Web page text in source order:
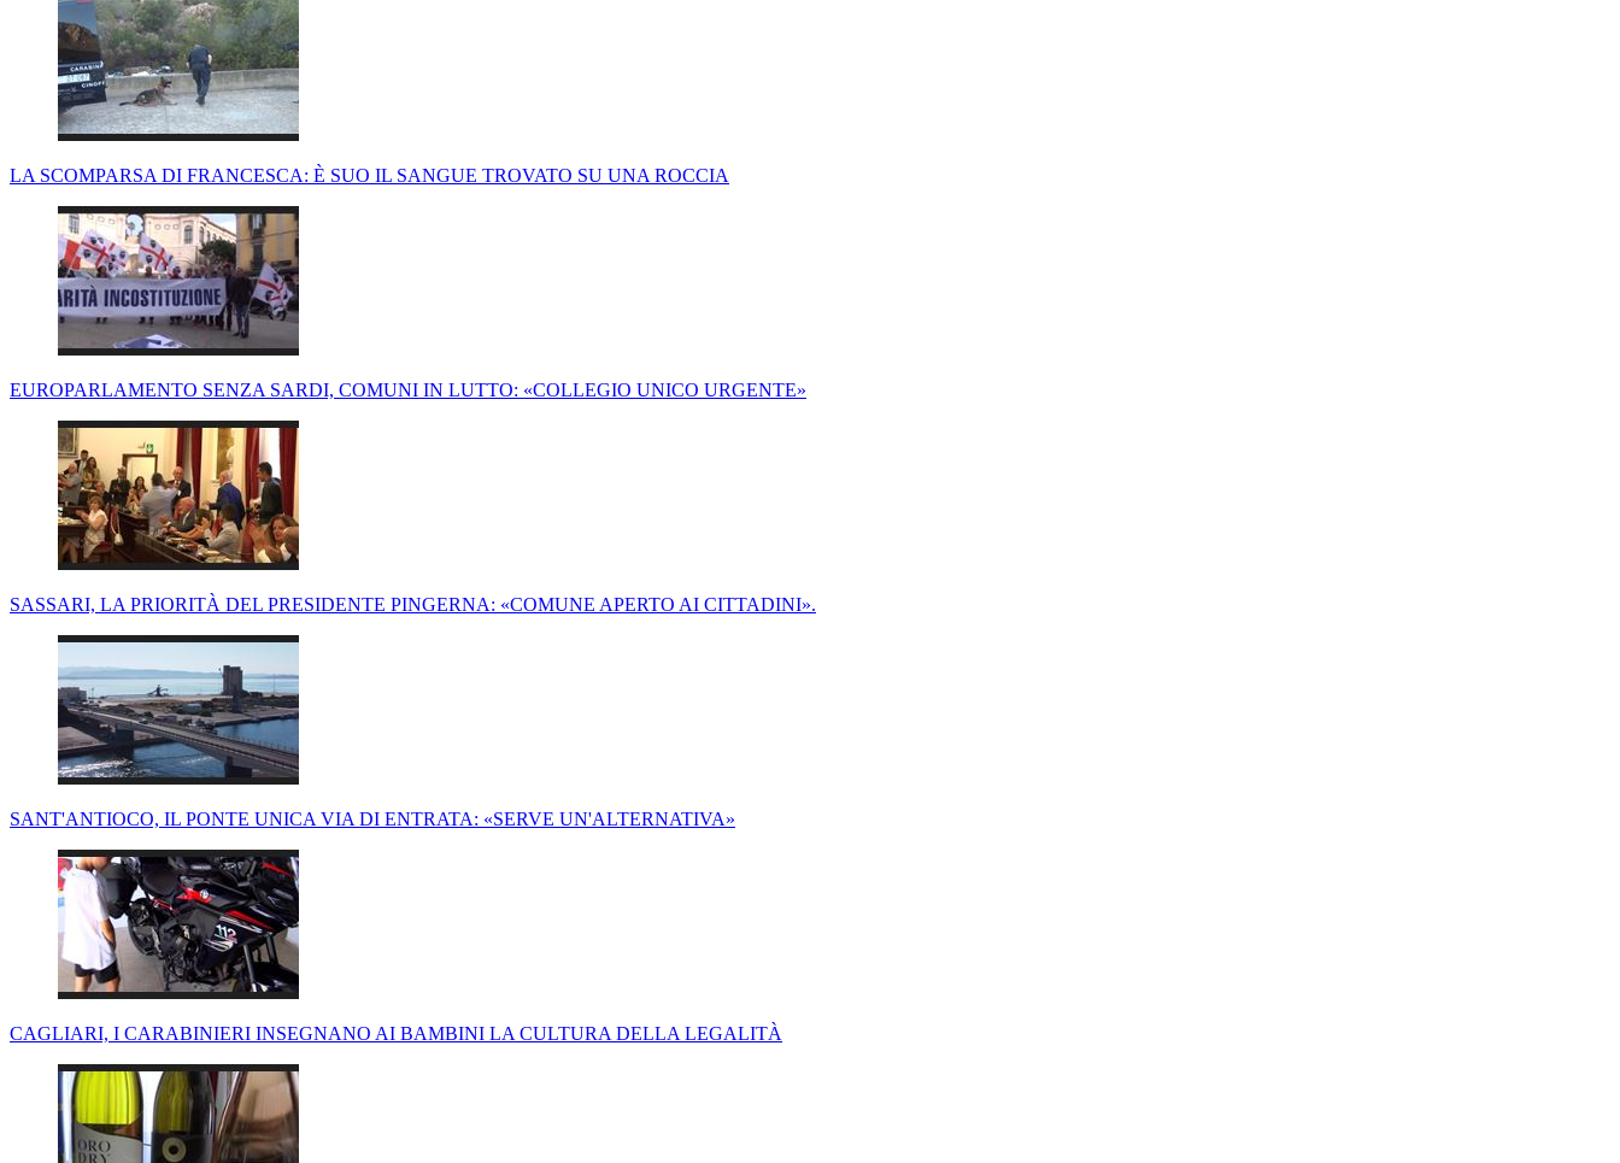
LA SCOMPARSA DI FRANCESCA: È SUO IL SANGUE TROVATO SU UNA ROCCIA
EUROPARLAMENTO SENZA SARDI, COMUNI IN LUTTO: «COLLEGIO UNICO URGENTE»
SASSARI, LA PRIORITÀ DEL PRESIDENTE PINGERNA: «COMUNE APERTO AI CITTADINI».
SANT'ANTIOCO, IL PONTE UNICA VIA DI ENTRATA: «SERVE UN'ALTERNATIVA»
CAGLIARI, I CARABINIERI INSEGNANO AI BAMBINI LA CULTURA DELLA LEGALITÀ